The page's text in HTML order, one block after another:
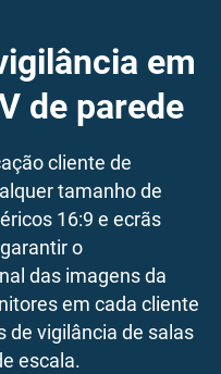
em
de parede
cliente de
tamanho de
16:9 e ecrãs
o
das imagens da
em cada cliente
de vigilância de salas
escala.